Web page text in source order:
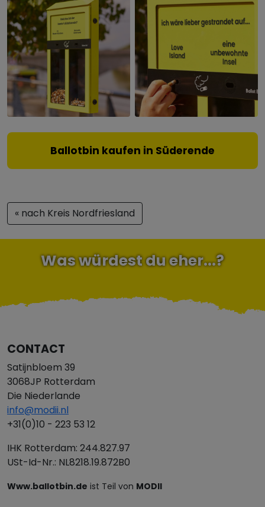
Ballotbin kaufen in Süderende
« nach Kreis Nordfriesland
Was würdest du eher...?
CONTACT
Satijnbloem 39
3068JP Rotterdam
Die Niederlande
info@modii.nl
+31(0)10 - 223 53 12
IHK Rotterdam: 244.827.97
USt-Id-Nr.: NL8218.19.872B0
Www.ballotbin.de ist Teil von MODII